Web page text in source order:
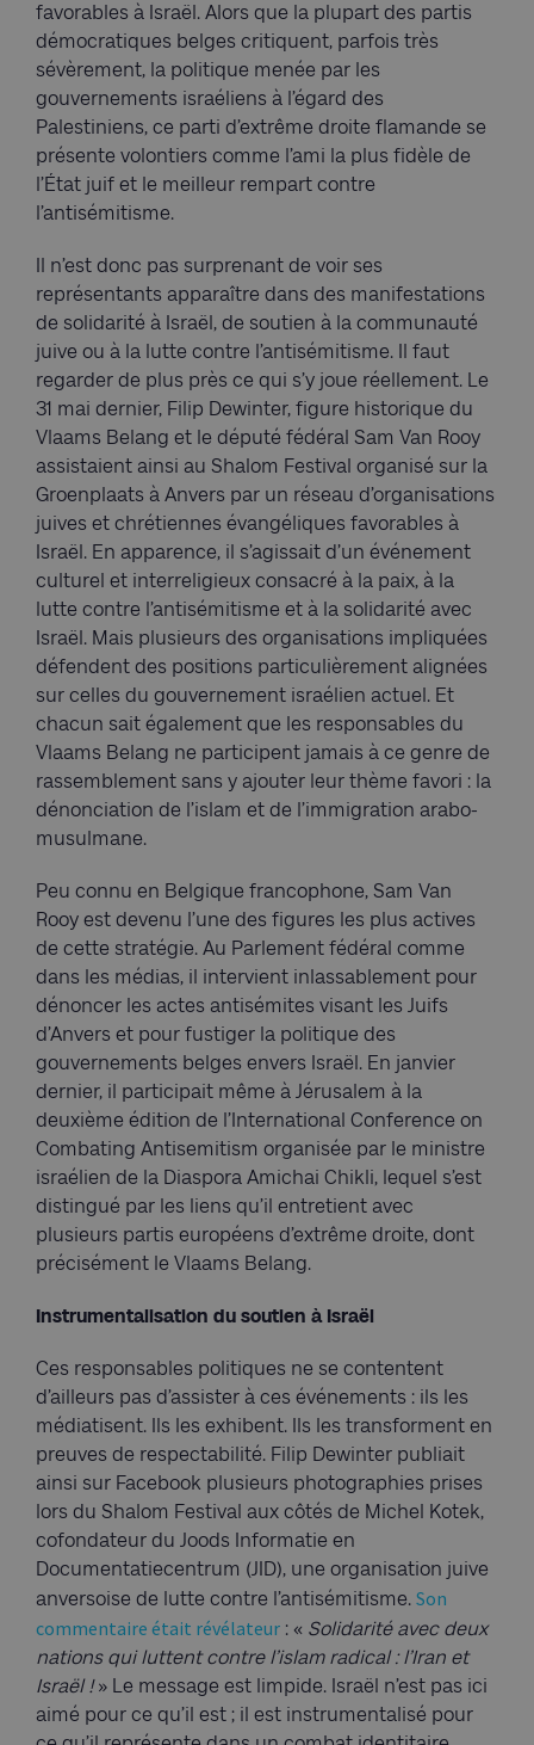
favorables à Israël. Alors que la plupart des partis
démocratiques belges critiquent, parfois très
sévèrement, la politique menée par les
gouvernements israéliens à l’égard des
Palestiniens, ce parti d’extrême droite flamande se
présente volontiers comme l’ami la plus fidèle de
l’État juif et le meilleur rempart contre
l’antisémitisme.
Il n’est donc pas surprenant de voir ses
représentants apparaître dans des manifestations
de solidarité à Israël, de soutien à la communauté
juive ou à la lutte contre l’antisémitisme. Il faut
regarder de plus près ce qui s’y joue réellement. Le
31 mai dernier, Filip Dewinter, figure historique du
Vlaams Belang et le député fédéral Sam Van Rooy
assistaient ainsi au Shalom Festival organisé sur la
Groenplaats à Anvers par un réseau d’organisations
juives et chrétiennes évangéliques favorables à
Israël. En apparence, il s’agissait d’un événement
culturel et interreligieux consacré à la paix, à la
lutte contre l’antisémitisme et à la solidarité avec
Israël. Mais plusieurs des organisations impliquées
défendent des positions particulièrement alignées
sur celles du gouvernement israélien actuel. Et
chacun sait également que les responsables du
Vlaams Belang ne participent jamais à ce genre de
rassemblement sans y ajouter leur thème favori : la
dénonciation de l’islam et de l’immigration arabo-
musulmane.
Peu connu en Belgique francophone, Sam Van
Rooy est devenu l’une des figures les plus actives
de cette stratégie. Au Parlement fédéral comme
dans les médias, il intervient inlassablement pour
dénoncer les actes antisémites visant les Juifs
d’Anvers et pour fustiger la politique des
gouvernements belges envers Israël. En janvier
dernier, il participait même à Jérusalem à la
deuxième édition de l’International Conference on
Combating Antisemitism organisée par le ministre
israélien de la Diaspora Amichai Chikli, lequel s’est
distingué par les liens qu’il entretient avec
plusieurs partis européens d’extrême droite, dont
précisément le Vlaams Belang.
Instrumentalisation du soutien à Israël
Ces responsables politiques ne se contentent
d’ailleurs pas d’assister à ces événements : ils les
médiatisent. Ils les exhibent. Ils les transforment en
preuves de respectabilité. Filip Dewinter publiait
ainsi sur Facebook plusieurs photographies prises
lors du Shalom Festival aux côtés de Michel Kotek,
cofondateur du Joods Informatie en
Documentatiecentrum (JID), une organisation juive
anversoise de lutte contre l’antisémitisme. Son
commentaire était révélateur : « Solidarité avec deux
nations qui luttent contre l’islam radical : l’Iran et
Israël !» Le message est limpide. Israël n’est pas ici
aimé pour ce qu’il est ; il est instrumentalisé pour